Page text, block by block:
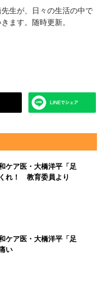
生が、日々の生活の中で
ます。随時更新。
ケア医・大橋洋平「足
れ！ 教育委員より
ケア医・大橋洋平「足
い